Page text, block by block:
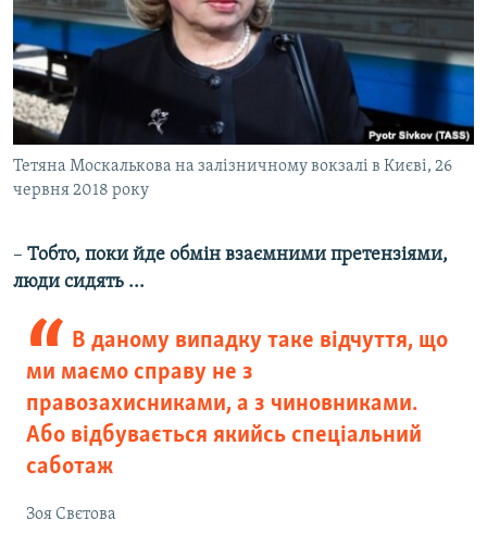
Тетяна Москалькова на залізничному вокзалі в Києві, 26
червня 2018 року
– Тобто, поки йде обмін взаємними претензіями,
люди сидять ...
В даному випадку таке відчуття, що
ми маємо справу не з
правозахисниками, а з чиновниками.
Або відбувається якийсь спеціальний
саботаж
Зоя Свєтова